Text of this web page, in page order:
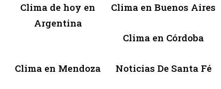
Clima de hoy en
Argentina
Clima en Buenos Aires
Clima en Córdoba
Clima en Mendoza Noticias De Santa Fé